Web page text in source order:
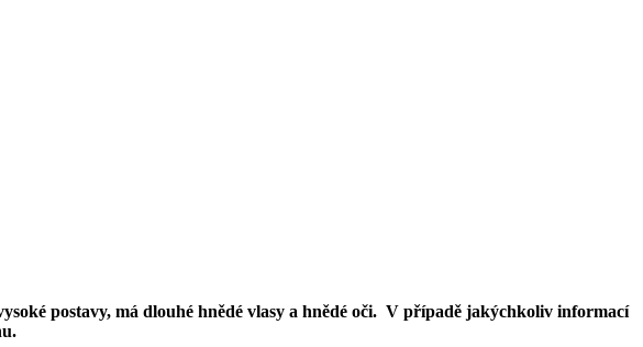
postavy, má dlouhé hnědé vlasy a hnědé oči. V případě jakýchkoliv informací